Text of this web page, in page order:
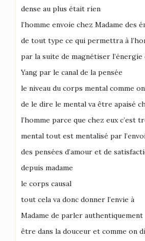
dense au plus était rien
l’homme envoie chez Madame des
de tout type ce qui permettra à
par la suite de magnétiser l’énergie
Yang par le canal de la pensée
le niveau du corps mental comme
de le dire le mental va être apaisé
l’homme parce que chez eux c’est
mental tout est mentalisé par
des pensées d’amour et de
depuis madame
le corps causal
tout cela va donc donner l’envie à
Madame de parler authentiquement
être dans la douceur et comme on